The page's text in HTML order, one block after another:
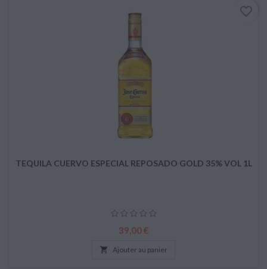
TEQUILA CUERVO ESPECIAL REPOSADO GOLD 35% VOL 1L
Prix
39,00 €
 Ajouter au panier
favorite_border